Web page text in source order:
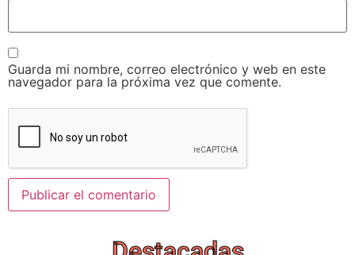
Guarda mi nombre, correo electrónico y web en este
navegador para la próxima vez que comente.